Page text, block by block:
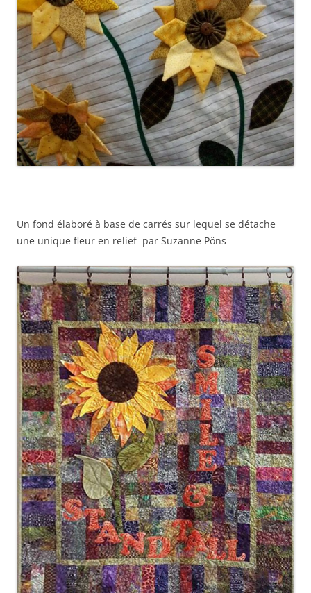
Un fond élaboré à base de carrés sur lequel se détache
une unique fleur en relief par Suzanne Pöns